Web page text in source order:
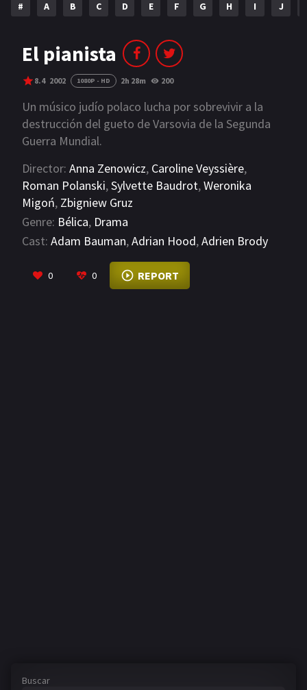
AÑOS
2023 2022
2021 2020
2019 2018
2002 2001
2000
PELICULAS
# A B C D E F G H I J
El pianista
8.4 2002 1080P - HD 2h 28m 200
Un músico judío polaco lucha por sobrevivir a la
destrucción del gueto de Varsovia de la Segunda
Guerra Mundial.
Director: Anna Zenowicz, Caroline Veyssière,
Roman Polanski,Sylvette Baudrot,Weronika
Migoń, Zbigniew Gruz
Genre: Bélica, Drama
Cast: Adam Bauman,Adrian Hood,Adrien Brody
0 0 REPORT
Buscar